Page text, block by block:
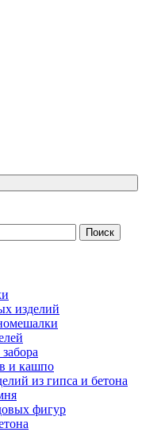
изделий
и кашпо
из гипса и бетона
фигур